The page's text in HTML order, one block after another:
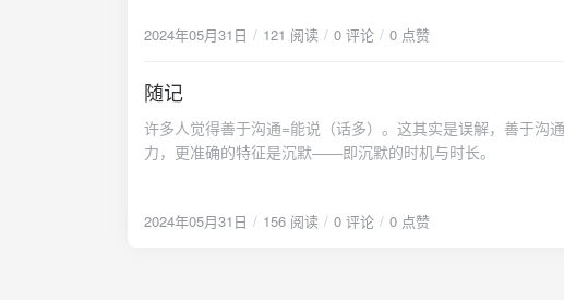
种资源，男性能很快找到工作，女性有大把人追求，很多人
醒十几年，己经被别人遥遥领先，追赶起来特别累。通常普
为他的长辈也是这样稀里糊涂过来的，他们能知道读书的重
就遭遇重大挫折的普通家庭孩子，能在机缘巧合下，社会认
2024年05月31日 121 阅读 0 评论 0 点赞
随记
许多人觉得善于沟通=能说（话多）。这其实是误解，善于沟
力，更准确的特征是沉默——即沉默的时机与时长。
2024年05月31日 156 阅读 0 评论 0 点赞